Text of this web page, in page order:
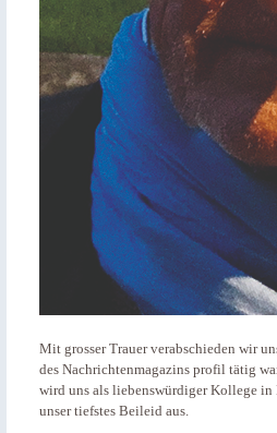
Mit grosser Trauer verabschieden wir
des Nachrichtenmagazins profil tätig
wird uns als liebenswürdiger Kollege
unser tiefstes Beileid aus.